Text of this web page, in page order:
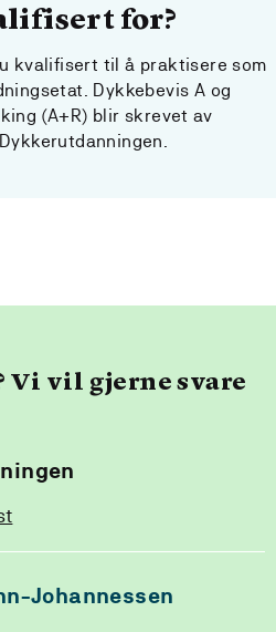
for?
kvalifisert til å praktisere som
Dykkebevis A og
(A+R) blir skrevet av
Vi vil gjerne svare
Johannessen